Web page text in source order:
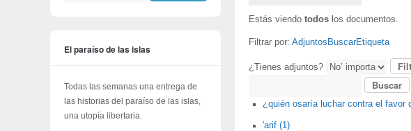
Estás viendo todos los documentos.
Filtrar por: Adjuntos BuscarEtiqueta
¿Tienes adjuntos?
¿quién osaría luchar contra el favor
'arif (1)
El paraíso de las islas
Todas las semanas una entrega de
las historias del paraíso de las islas,
una utopía libertaria.